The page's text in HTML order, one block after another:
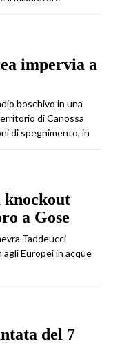
impervia a
boschivo in una
di Canossa
di spegnimento, in
knockout
a Gose
Taddeucci
Europei in acque
del 7